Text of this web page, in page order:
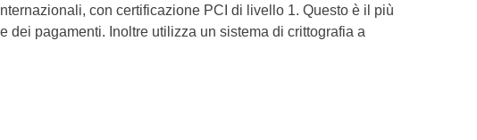
con certificazione PCI di livello 1. Questo è il più
pagamenti. Inoltre utilizza un sistema di crittografia a